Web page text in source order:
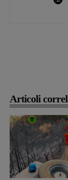
Articoli